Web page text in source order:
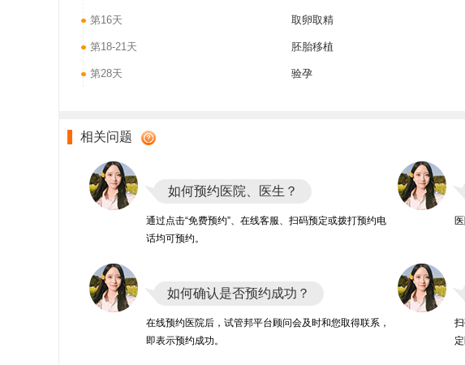
第16天 取卵取精
第18-21天 胚胎移植
第28天 验孕
相关问题
如何预约医院、医生？
通过点击“免费预约”、在线客服、扫码预定或拨打预约电
话均可预约。
如何确认是否预约成功？
在线预约医院后，试管邦平台顾问会及时和您取得联系，
即表示预约成功。